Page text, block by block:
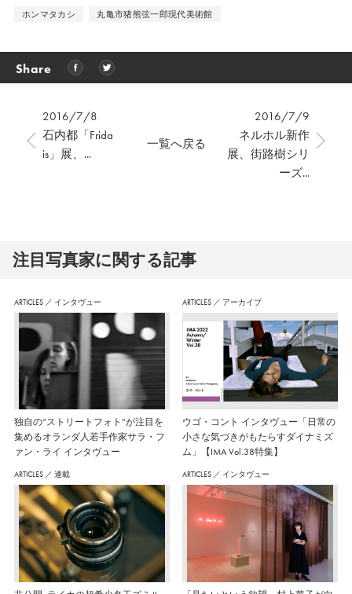
ホンマタカシ 丸亀市猪熊弦一郎現代美術館
Share
2016/7/8
石内都「Frida
is」展、...
2016/7/9
ネルホル新作
展、街路樹シリ
ーズ...
一覧へ戻る
注⽬写真家に関する記事
ARTICLES ／ インタヴュー
独自の“ストリートフォト”が注目を
集めるオランダ人若手作家サラ・フ
ァン・ライ インタヴュー
ARTICLES ／ アーカイブ
ウゴ・コント インタヴュー「日常の
小さな気づきがもたらすダイナミズ
ム」【IMA Vol.38特集】
ARTICLES ／ 連載 ARTICLES ／ インタヴュー